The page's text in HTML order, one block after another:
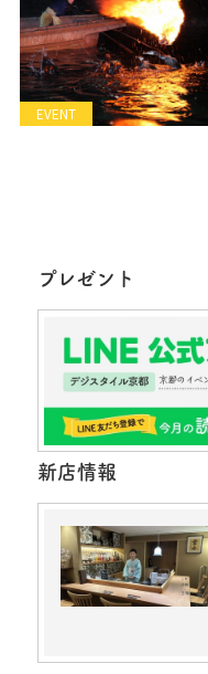
EVENT
プレゼント
新店情報